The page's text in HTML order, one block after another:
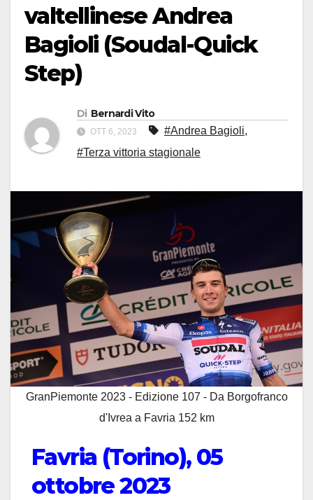
valtellinese Andrea
Bagioli (Soudal-Quick
Step)
Di Bernardi Vito
OTT 6, 2023 #Andrea Bagioli,
#Terza vittoria stagionale
GranPiemonte 2023 - Edizione 107 - Da Borgofranco
d'Ivrea a Favria 152 km
Favria (Torino), 05
ottobre 2023